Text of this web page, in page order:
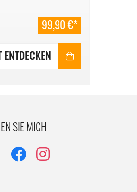
99,90 €*
ENTDECKEN
SIE MICH